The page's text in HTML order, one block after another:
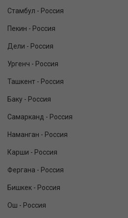
Стамбул - Россия
Пекин - Россия
Дели - Россия
Ургенч - Россия
Ташкент - Россия
Баку - Россия
Самарканд - Россия
Наманган - Россия
Карши - Россия
Фергана - Россия
Бишкек - Россия
Ош - Россия